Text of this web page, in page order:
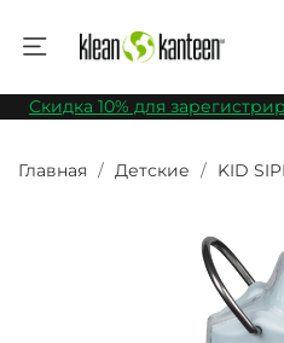
Скидка 10% для
Главная Детские KID